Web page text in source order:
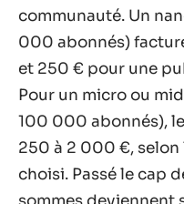
communauté. Un
000 abonnés)
et 250 € pour une
Pour un micro ou
100 000 abonnés),
250 à 2 000 €,
choisi. Passé le cap